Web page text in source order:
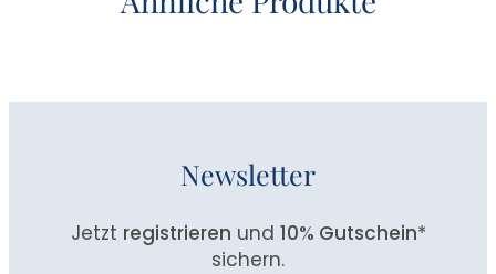
Newsletter
Jetzt registrieren und 10% Gutschein*
sichern.